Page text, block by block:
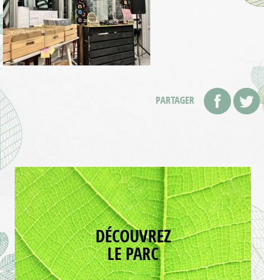
PARTAGER
DÉCOUVREZ
LE PARC